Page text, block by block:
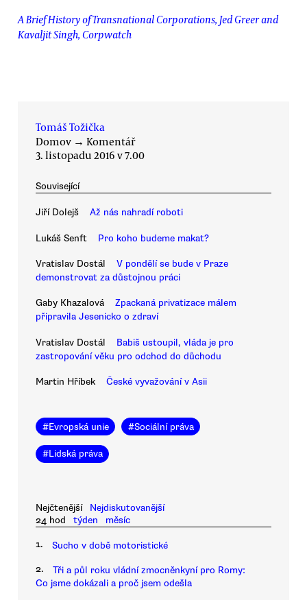
A Brief History of Transnational Corporations, Jed Greer and
Kavaljit Singh, Corpwatch
Tomáš Tožička
Domov → Komentář
3. listopadu 2016 v 7.00
Související
Jiří Dolejš Až nás nahradí roboti
Lukáš Senft Pro koho budeme makat?
Vratislav Dostál
V pondělí se bude v Praze
demonstrovat za důstojnou práci
Gaby Khazalová
Zpackaná privatizace málem
připravila Jesenicko o zdraví
Vratislav Dostál
Babiš ustoupil, vláda je pro
zastropování věku pro odchod do důchodu
Martin Hříbek České vyvažování v Asii
#Evropská unie #Sociální práva
#Lidská práva
Nejčtenější
Nejdiskutovanější
24 hod
týden měsíc
1. Sucho v době motoristické
2.
Tři a půl roku vládní zmocněnkyní pro Romy:
Co jsme dokázali a proč jsem odešla